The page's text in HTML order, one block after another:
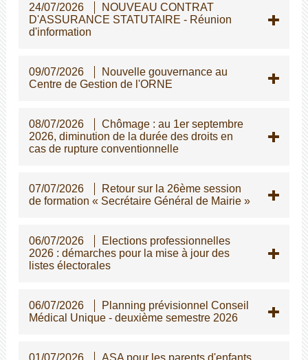
24/07/2026
NOUVEAU CONTRAT
D'ASSURANCE STATUTAIRE - Réunion
d'information
09/07/2026
Nouvelle gouvernance au
Centre de Gestion de l'ORNE
08/07/2026
Chômage : au 1er septembre
2026, diminution de la durée des droits en
cas de rupture conventionnelle
07/07/2026
Retour sur la 26ème session
de formation « Secrétaire Général de Mairie »
06/07/2026
Elections professionnelles
2026 : démarches pour la mise à jour des
listes électorales
06/07/2026
Planning prévisionnel Conseil
Médical Unique - deuxième semestre 2026
01/07/2026 ASA pour les parents d'enfants